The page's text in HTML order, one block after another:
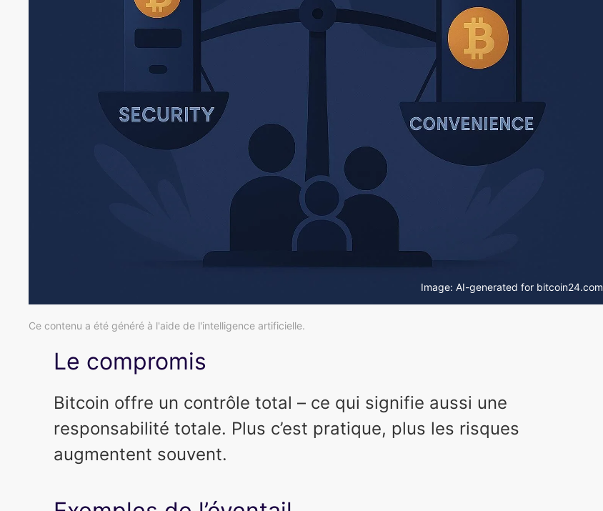
Image: AI-generated for bitcoin24.com
Ce contenu a été généré à l'aide de l'intelligence artificielle.
Le compromis
Bitcoin offre un contrôle total – ce qui signifie aussi une
responsabilité totale. Plus c’est pratique, plus les risques
augmentent souvent.